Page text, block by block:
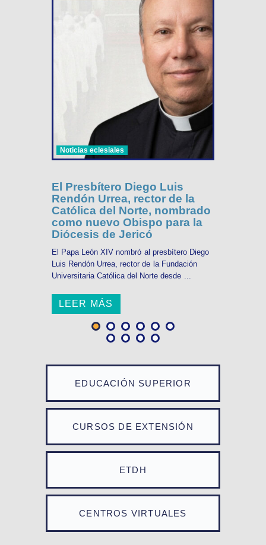
EDUCACIÓN SUPERIOR
CURSOS DE EXTENSIÓN
ETDH
CENTROS VIRTUALES
Noticias eclesiales
El Presbítero Diego Luis
Rendón Urrea, rector de la
Católica del Norte, nombrado
como nuevo Obispo para la
Diócesis de Jericó
El Papa León XIV nombró al presbítero Diego
Luis Rendón Urrea, rector de la Fundación
Universitaria Católica del Norte desde ...
LEER MÁS